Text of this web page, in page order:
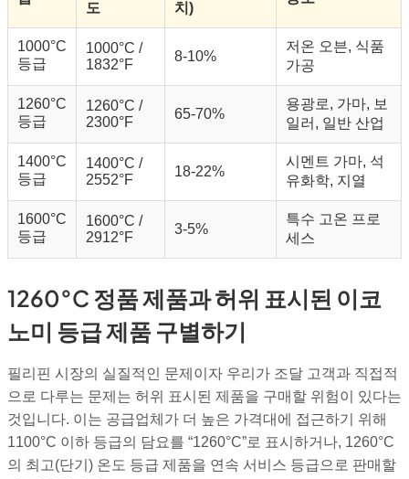
도 치)
1000°C
등급
1000°C /
1832°F
8-10%
저온 오븐, 식품
가공
1260°C
등급
1260°C /
2300°F
65-70%
용광로, 가마, 보
일러, 일반 산업
1400°C
등급
1400°C /
2552°F
18-22%
시멘트 가마, 석
유화학, 지열
1600°C
등급
1600°C /
2912°F
3-5%
특수 고온 프로
세스
1260°C 정품 제품과 허위 표시된 이코
노미 등급 제품 구별하기
필리핀 시장의 실질적인 문제이자 우리가 조달 고객과 직접적
으로 다루는 문제는 허위 표시된 제품을 구매할 위험이 있다는
것입니다. 이는 공급업체가 더 높은 가격대에 접근하기 위해
1100°C 이하 등급의 담요를 “1260°C”로 표시하거나, 1260°C
의 최고(단기) 온도 등급 제품을 연속 서비스 등급으로 판매할